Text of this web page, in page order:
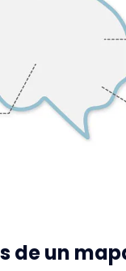
de un